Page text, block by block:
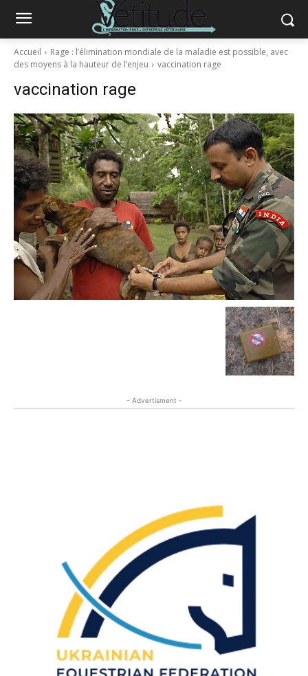
Accueil
Rage : l’élimination mondiale de la maladie est possible, avec
des moyens à la hauteur de l’enjeu
vaccination rage
vaccination rage
- Advertisment -